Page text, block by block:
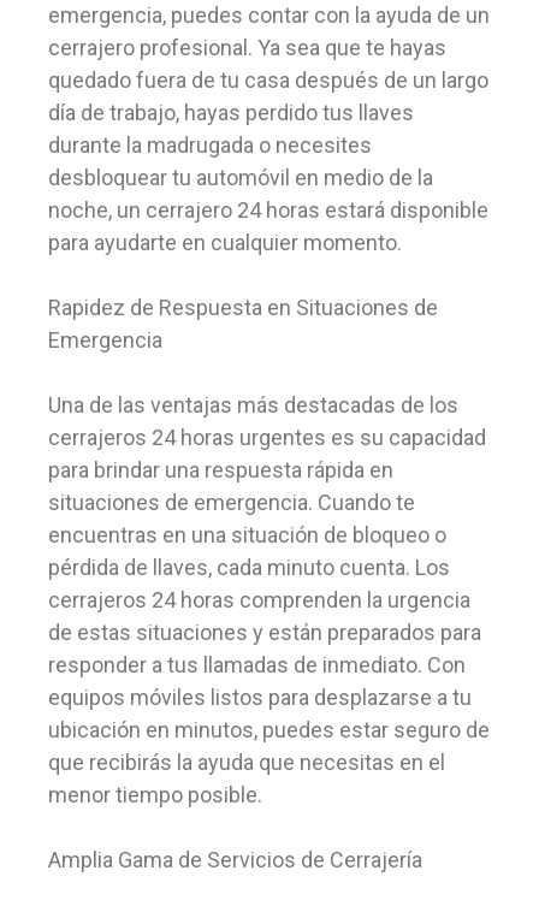
emergencia, puedes contar con la ayuda de un
cerrajero profesional. Ya sea que te hayas
quedado fuera de tu casa después de un largo
día de trabajo, hayas perdido tus llaves
durante la madrugada o necesites
desbloquear tu automóvil en medio de la
noche, un cerrajero 24 horas estará disponible
para ayudarte en cualquier momento.
Rapidez de Respuesta en Situaciones de
Emergencia
Una de las ventajas más destacadas de los
cerrajeros 24 horas urgentes es su capacidad
para brindar una respuesta rápida en
situaciones de emergencia. Cuando te
encuentras en una situación de bloqueo o
pérdida de llaves, cada minuto cuenta. Los
cerrajeros 24 horas comprenden la urgencia
de estas situaciones y están preparados para
responder a tus llamadas de inmediato. Con
equipos móviles listos para desplazarse a tu
ubicación en minutos, puedes estar seguro de
que recibirás la ayuda que necesitas en el
menor tiempo posible.
Amplia Gama de Servicios de Cerrajería